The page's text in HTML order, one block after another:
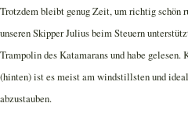
Trotzdem bleibt genug Zeit, um richtig schön
unseren Skipper Julius beim Steuern
Trampolin des Katamarans und habe
(hinten) ist es meist am windstillsten und
abzustauben.